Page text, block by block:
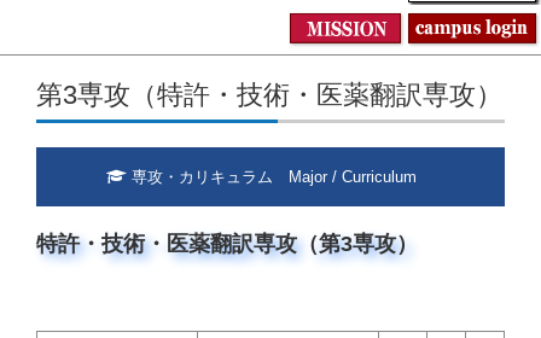
コンテンツに移動
第3専攻（特許・技術・医薬翻訳専攻）
専攻・カリキュラム Major / Curriculum
特許・技術・医薬翻訳専攻（第3専攻）